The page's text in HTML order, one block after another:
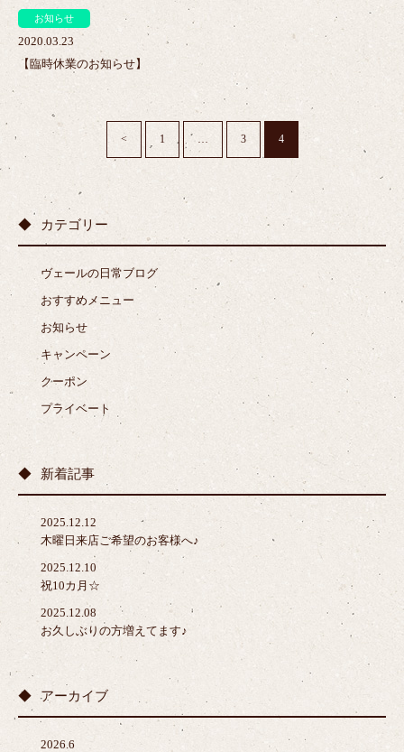
お知らせ
2020.03.23
【臨時休業のお知らせ】
< 1 … 3 4
カテゴリー
ヴェールの日常ブログ
おすすめメニュー
お知らせ
キャンペーン
クーポン
プライベート
新着記事
2025.12.12
木曜日来店ご希望のお客様へ♪
2025.12.10
祝10カ月☆
2025.12.08
お久しぶりの方増えてます♪
アーカイブ
2026.6